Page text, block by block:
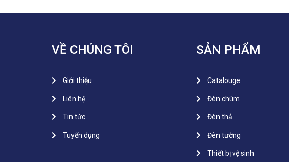
VỀ CHÚNG TÔI
Giới thiệu
Liên hệ
Tin tức
Tuyển dụng
SẢN PHẨM
Catalouge
Đèn chùm
Đèn thả
Đèn tường
Thiết bị vệ sinh